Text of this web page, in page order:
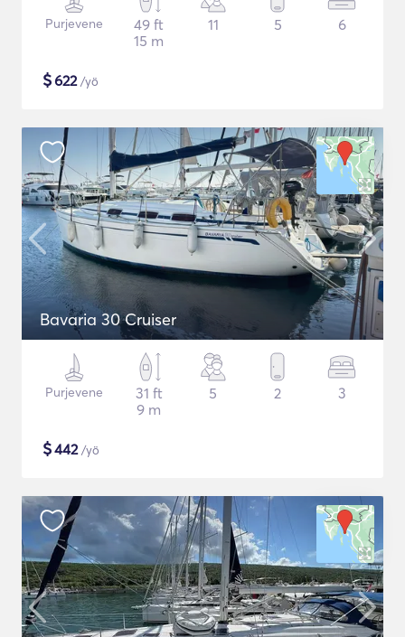
Purjevene
49 ft
15 m
11 5 6
$622/yö
Bavaria 30 Cruiser
Purjevene
31 ft
9 m
5 2 3
$442/yö